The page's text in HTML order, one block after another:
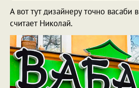
А вот тут дизайнеру точно васаби
считает Николай.